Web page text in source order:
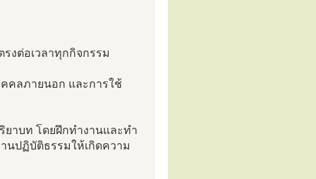
งต่อเวลาทุกกิจกรรม
คลภายนอก และการใช้
าบท โดยฝึกทำงานและทำ
นปฏิบัติธรรมให้เกิดความ